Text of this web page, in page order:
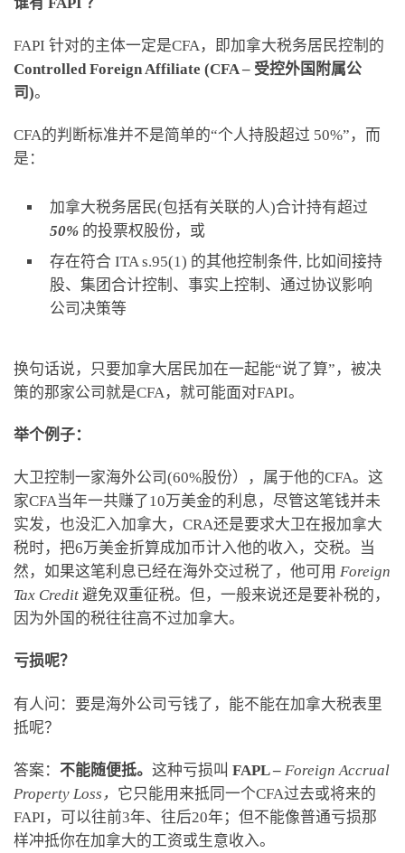
FAPI 针对的主体一定是CFA，即加拿大税务居民控制的
Controlled Foreign Affiliate (CFA – 受控外国附属公
司)。
CFA的判断标准并不是简单的“个人持股超过 50%”，而
是：
加拿大税务居民(包括有关联的人)合计持有超过
50% 的投票权股份，或
存在符合 ITA s.95(1) 的其他控制条件, 比如间接持
股、集团合计控制、事实上控制、通过协议影响
公司决策等
换句话说，只要加拿大居民加在一起能“说了算”，被决
策的那家公司就是CFA，就可能面对FAPI。
举个例子：
大卫控制一家海外公司(60%股份），属于他的CFA。这
家CFA当年一共赚了10万美金的利息，尽管这笔钱并未
实发，也没汇入加拿大，CRA还是要求大卫在报加拿大
税时，把6万美金折算成加币计入他的收入，交税。当
然，如果这笔利息已经在海外交过税了，他可用 Foreign
Tax Credit 避免双重征税。但，一般来说还是要补税的，
因为外国的税往往高不过加拿大。
亏损呢？
有人问：要是海外公司亏钱了，能不能在加拿大税表里
抵呢？
答案： 不能随便抵。 这种亏损叫 FAPL – Foreign Accrual
Property Loss， 它只能用来抵同一个CFA过去或将来的
FAPI，可以往前3年、往后20年；但不能像普通亏损那
样冲抵你在加拿大的工资或生意收入。